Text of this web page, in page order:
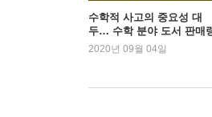
방법들은 다 틀린 걸
5강 답이 있을 때, 찾을
수학적 사고의 중요성 대
두… 수학 분야 도서 판매
최근 5년 중 최고
2020년 09월 04일